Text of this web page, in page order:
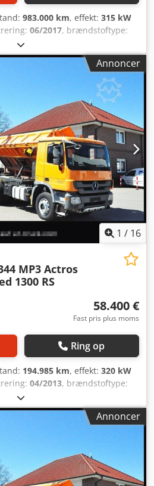
983.000 km, effekt: 315 kW
06/2017, brændstoftype:
kg, akslekonfiguration:
, farve:hvid, geartype:
ABS,
sodfilter
, Actros 1843 LS
med højtag og én seng.
multifunktionsrat, fartpilot,
alufælge, solskærm, klimaanlæg +
radio CD, power take off, alu-
komfortsæde,
spærre, køleboks, startspærre,
ejer+godt
opkøb af erhvervskøretøjer,
Aaoy Rwfxevef
Viser diverse
Pris: 11.500,- EURO
ikke.
Annoncer
1 / 16
MP3 Actros
1300 RS
58.400 €
Fast pris plus moms
Ring op
194.985 km, effekt: 320 kW
04/2013, brændstoftype:
, maksimal lastvægt:
315/80 22,5, dækkets
, akselafstand:
affjedring: stål, Produktionsår:
h , forhjulsdækstørrelse:315/80
315/80 22,5, Udstyr:ABS,
Annoncer